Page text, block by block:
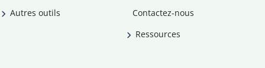
Autres outils
Contactez-nous
Ressources